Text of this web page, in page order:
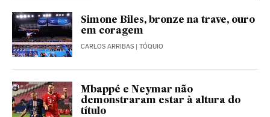
Simone Biles, bronze na trave, ouro
em coragem
CARLOS ARRIBAS | TÓQUIO
Mbappé e Neymar não
demonstraram estar à altura do
título